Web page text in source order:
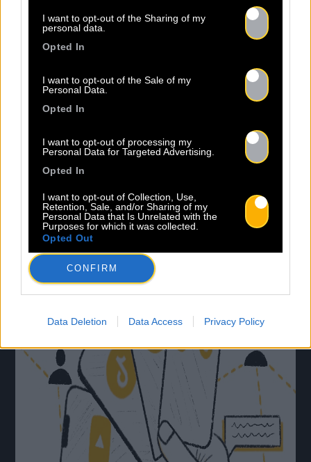
I want to opt-out of the Sharing of my
personal data.
Opted In
I want to opt-out of the Sale of my
Personal Data.
Opted In
I want to opt-out of processing my
Personal Data for Targeted Advertising.
Opted In
I want to opt-out of Collection, Use,
Retention, Sale, and/or Sharing of my
Personal Data that Is Unrelated with the
Purposes for which it was collected.
Opted Out
CONFIRM
Data Deletion Data Access Privacy Policy
MARKETING
DIGITAL
Notre équipe est à votre service pour vous
accompagner dans l’élaboration et la mise en
Que vous souhaitiez développer votre
présence sur Meta, TikTok, YouTube ou
encore Spotify, nous sommes là pour vous
œuvre des campagnes.